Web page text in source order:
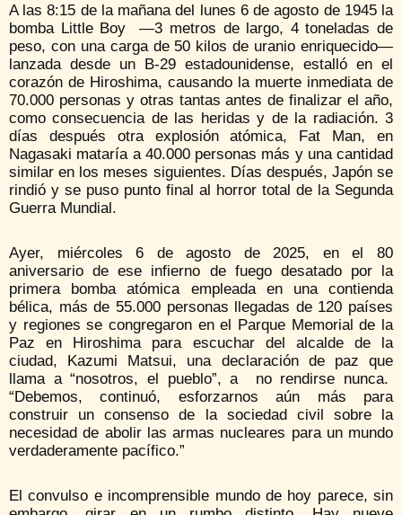
A las 8:15 de la mañana del lunes 6 de agosto de 1945 la
bomba Little Boy —3 metros de largo, 4 toneladas de
peso, con una carga de 50 kilos de uranio enriquecido—
lanzada desde un B-29 estadounidense, estalló en el
corazón de Hiroshima, causando la muerte inmediata de
70.000 personas y otras tantas antes de finalizar el año,
como consecuencia de las heridas y de la radiación. 3
días después otra explosión atómica, Fat Man, en
Nagasaki mataría a 40.000 personas más y una cantidad
similar en los meses siguientes. Días después, Japón se
rindió y se puso punto final al horror total de la Segunda
Guerra Mundial.
Ayer, miércoles 6 de agosto de 2025, en el 80
aniversario de ese infierno de fuego desatado por la
primera bomba atómica empleada en una contienda
bélica, más de 55.000 personas llegadas de 120 países
y regiones se congregaron en el Parque Memorial de la
Paz en Hiroshima para escuchar del alcalde de la
ciudad, Kazumi Matsui, una declaración de paz que
llama a “nosotros, el pueblo”, a no rendirse nunca.
“Debemos, continuó, esforzarnos aún más para
construir un consenso de la sociedad civil sobre la
necesidad de abolir las armas nucleares para un mundo
verdaderamente pacífico.”
El convulso e incomprensible mundo de hoy parece, sin